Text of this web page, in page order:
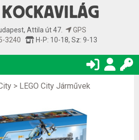
Attila út 47.
GPS
3240
H-P: 10-18, Sz: 9-13
> LEGO City Járművek